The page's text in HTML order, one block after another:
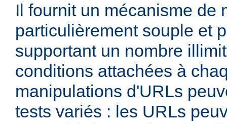
Il fournit un mécanisme de
particulièrement souple et
supportant un nombre
conditions attachées à
manipulations d'URLs
tests variés : les URLs